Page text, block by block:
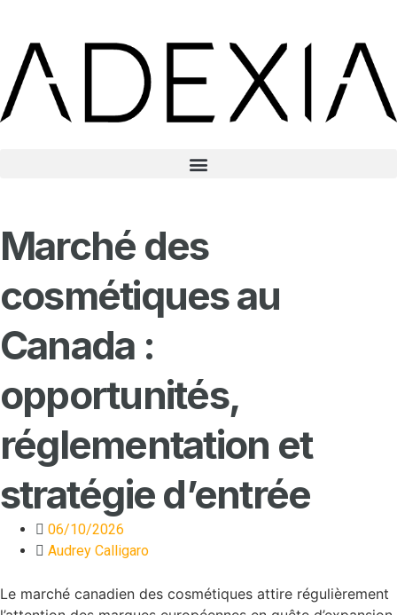
Marché des
cosmétiques au
Canada :
opportunités,
réglementation et
stratégie d’entrée
06/10/2026
Audrey Calligaro
Le marché canadien des cosmétiques attire régulièrement